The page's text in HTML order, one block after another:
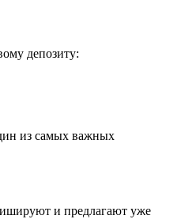
депозиту:
из самых важных
и предлагают уже